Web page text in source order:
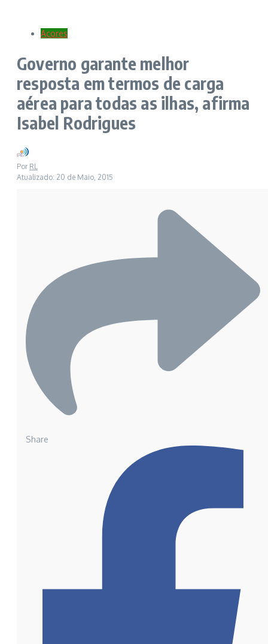
Açores
Governo garante melhor
resposta em termos de carga
aérea para todas as ilhas, afirma
Isabel Rodrigues
Por RL
Atualizado: 20 de Maio, 2015
Share